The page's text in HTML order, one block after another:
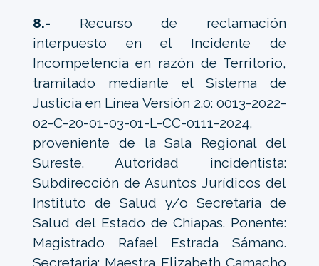
8.- Recurso de reclamación
interpuesto en el Incidente de
Incompetencia en razón de Territorio,
tramitado mediante el Sistema de
Justicia en Línea Versión 2.0: 0013-2022-
02-C-20-01-03-01-L-CC-0111-2024,
proveniente de la Sala Regional del
Sureste. Autoridad incidentista:
Subdirección de Asuntos Jurídicos del
Instituto de Salud y/o Secretaría de
Salud del Estado de Chiapas. Ponente:
Magistrado Rafael Estrada Sámano.
Secretaria: Maestra Elizabeth Camacho